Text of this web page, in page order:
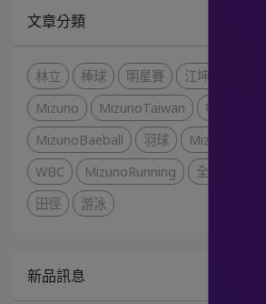
文章分類
林立 棒球 明星賽 江坤宇
Mizuno
MizunoTaiwan 中華職棒
MizunoBaeball
羽球
WBC
MizunoRunning 全大運
田徑
游泳
新品訊息